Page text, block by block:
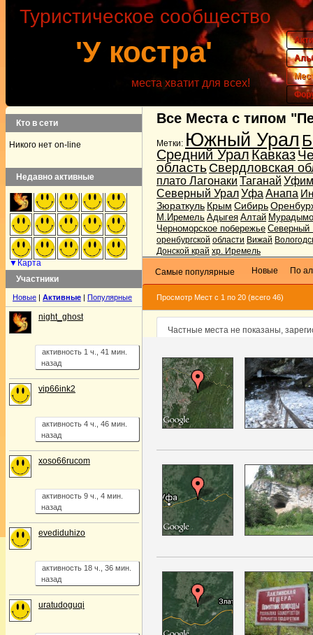
'У костра'
Туристическое сообщество
места хватит для всех!
Все Места с типом "
Метки: Южный Урал
Средний Урал Кавказ
область Свердловская
плато Лагонаки Таганай
Северный УралУфа Анапа
Зюраткуль Крым Сибирь
М.Иремель Адыгея Алтай
Черноморское побережье Северный
оренбургской области Вижай
Донской край хр. Иремель
Самые популярные Новые По
Просмотр Мест с 1 по 20 (всего 46)
Частные места не показаны,
Кто в сети
Никого нет on-line
Недавно активные
▼Карта
Участники
Новые | Активные | Популярные
night_ghost
активность 1 ч., 41 мин.
назад
vip66ink2
активность 4 ч., 46 мин.
назад
xoso66rucom
активность 9 ч., 4 мин.
назад
evediduhizo
активность 18 ч., 36 мин.
назад
uratudoguqi